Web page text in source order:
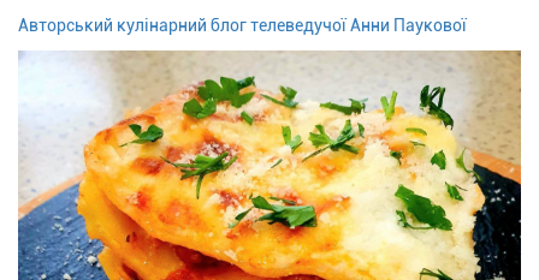
Авторський кулінарний блог телеведучої Анни Паукової